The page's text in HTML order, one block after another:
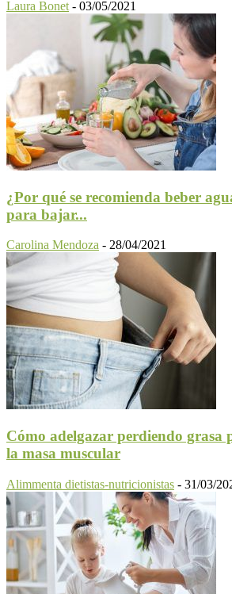
Laura Bonet - 03/05/2021
¿Por qué se recomienda beber
para bajar...
Carolina Mendoza - 28/04/2021
Cómo adelgazar perdiendo grasa
la masa muscular
Alimmenta dietistas-nutricionistas - 31/03/